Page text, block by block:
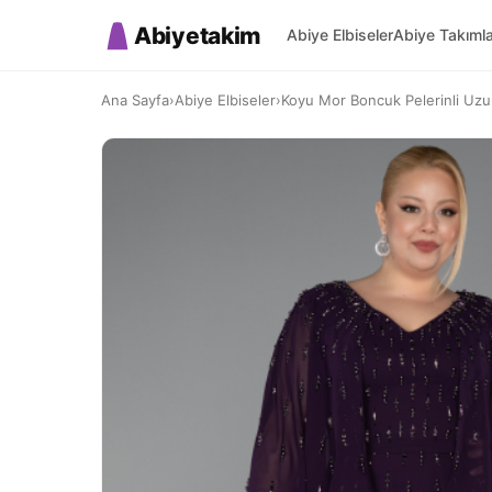
Abiyetakim Abiye ElbiselerAbiye
Ana Sayfa›Abiye Elbiseler›Koyu Mor Boncuk Pelerinli